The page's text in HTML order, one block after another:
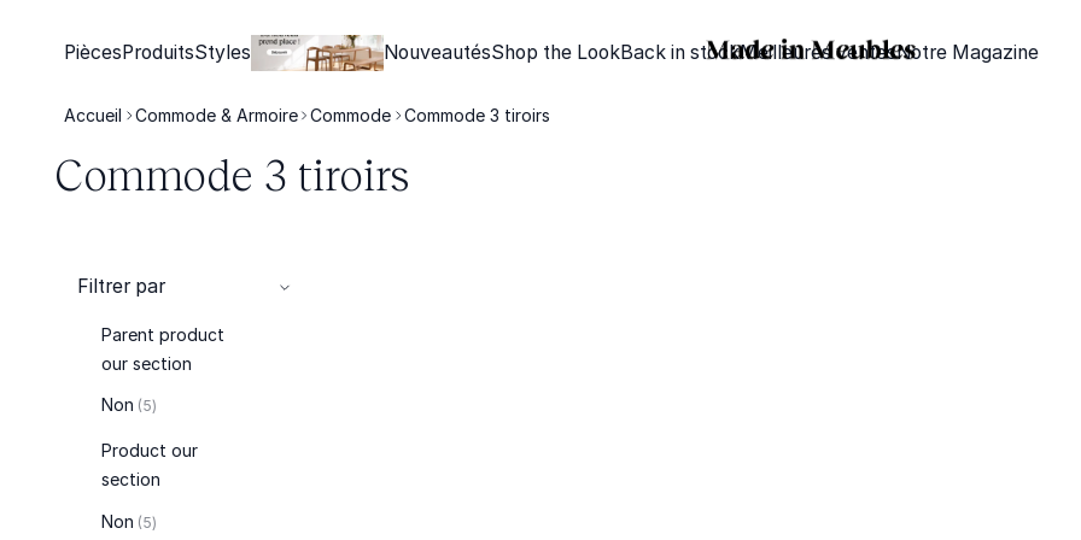
PiècesProduitsStyles NouveautésShop the LookBack in stockMeilleures ventesNotre Magazine
Accueil Commode & Armoire Commode Commode 3 tiroirs
Commode 3 tiroirs
Filtrer par
Parent product
our section
Non 5articles
Product our
section
Non 5articles